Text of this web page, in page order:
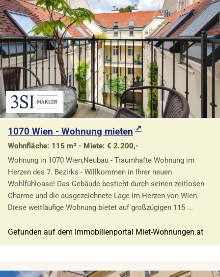
1070 Wien - Wohnung mieten
Wohnfläche: 115 m² - Miete: € 2.200,-
Wohnung in 1070 Wien,Neubau - Traumhafte Wohnung im
Herzen des 7. Bezirks - Willkommen in Ihrer neuen
Wohlfühloase! Das Gebäude besticht durch seinen zeitlosen
Charme und die ausgezeichnete Lage im Herzen von Wien.
Diese weitläufige Wohnung bietet auf großzügigen 115 ...
Gefunden auf dem Immobilienportal Miet-Wohnungen.at